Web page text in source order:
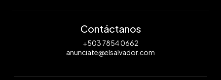
Contáctanos
+503 7854 0662
anunciate@elsalvador.com